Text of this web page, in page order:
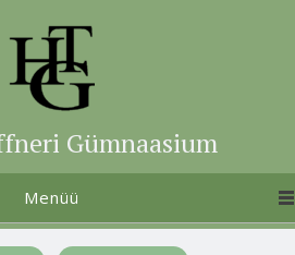
Gümnaasium
Menüü